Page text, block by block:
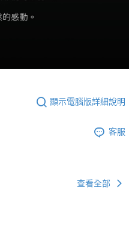
顯示電腦版詳細說明
客服
查看全部